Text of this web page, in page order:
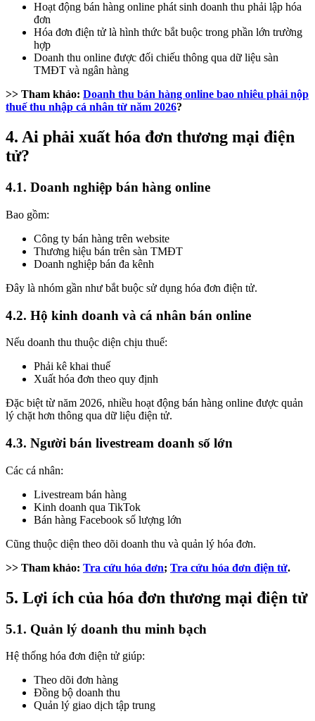
Hoạt động bán hàng online phát sinh doanh thu phải lập hóa
đơn
Hóa đơn điện tử là hình thức bắt buộc trong phần lớn trường
hợp
Doanh thu online được đối chiếu thông qua dữ liệu sàn
TMĐT và ngân hàng
>> Tham khảo: Doanh thu bán hàng online bao nhiêu phải nộp
thuế thu nhập cá nhân từ năm 2026?
4. Ai phải xuất hóa đơn thương mại điện
tử?
4.1. Doanh nghiệp bán hàng online
Bao gồm:
Công ty bán hàng trên website
Thương hiệu bán trên sàn TMĐT
Doanh nghiệp bán đa kênh
Đây là nhóm gần như bắt buộc sử dụng hóa đơn điện tử.
4.2. Hộ kinh doanh và cá nhân bán online
Nếu doanh thu thuộc diện chịu thuế:
Phải kê khai thuế
Xuất hóa đơn theo quy định
Đặc biệt từ năm 2026, nhiều hoạt động bán hàng online được quản
lý chặt hơn thông qua dữ liệu điện tử.
4.3. Người bán livestream doanh số lớn
Các cá nhân:
Livestream bán hàng
Kinh doanh qua TikTok
Bán hàng Facebook số lượng lớn
Cũng thuộc diện theo dõi doanh thu và quản lý hóa đơn.
>> Tham khảo: Tra cứu hóa đơn; Tra cứu hóa đơn điện tử.
5. Lợi ích của hóa đơn thương mại điện tử
5.1. Quản lý doanh thu minh bạch
Hệ thống hóa đơn điện tử giúp:
Theo dõi đơn hàng
Đồng bộ doanh thu
Quản lý giao dịch tập trung